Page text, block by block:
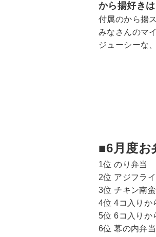
から揚好き
付属のから揚
みなさんのマ
ジューシーな
■6月度
1位 のり弁当
2位 アジフラ
3位 チキン南
4位 4コ入りか
5位 6コ入りか
6位 幕の内弁当